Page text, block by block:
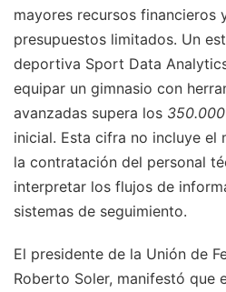
mayores recursos financieros
presupuestos limitados. Un
deportiva Sport Data
equipar un gimnasio con
avanzadas supera los
inicial. Esta cifra no incluye el
la contratación del personal
interpretar los flujos de
sistemas de seguimiento.
El presidente de la Unión de
Roberto Soler, manifestó que